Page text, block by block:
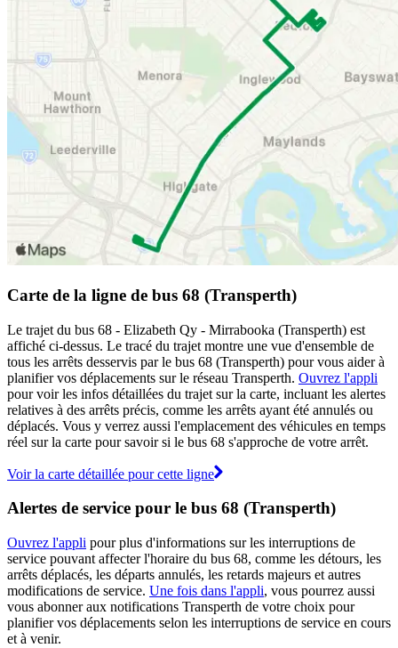
Carte de la ligne de bus 68 (Transperth)
Le trajet du bus 68 - Elizabeth Qy - Mirrabooka (Transperth) est
affiché ci-dessus. Le tracé du trajet montre une vue d'ensemble de
tous les arrêts desservis par le bus 68 (Transperth) pour vous aider à
planifier vos déplacements sur le réseau Transperth. Ouvrez l'appli
pour voir les infos détaillées du trajet sur la carte, incluant les alertes
relatives à des arrêts précis, comme les arrêts ayant été annulés ou
déplacés. Vous y verrez aussi l'emplacement des véhicules en temps
réel sur la carte pour savoir si le bus 68 s'approche de votre arrêt.
Voir la carte détaillée pour cette ligne
Alertes de service pour le bus 68 (Transperth)
Ouvrez l'appli pour plus d'informations sur les interruptions de
service pouvant affecter l'horaire du bus 68, comme les détours, les
arrêts déplacés, les départs annulés, les retards majeurs et autres
modifications de service. Une fois dans l'appli, vous pourrez aussi
vous abonner aux notifications Transperth de votre choix pour
planifier vos déplacements selon les interruptions de service en cours
et à venir.